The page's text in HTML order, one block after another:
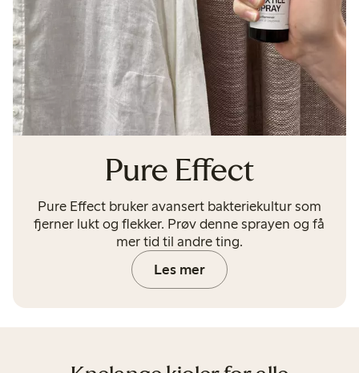
Pure Effect
Pure Effect bruker avansert bakteriekultur som
fjerner lukt og flekker. Prøv denne sprayen og få
mer tid til andre ting.
Les mer